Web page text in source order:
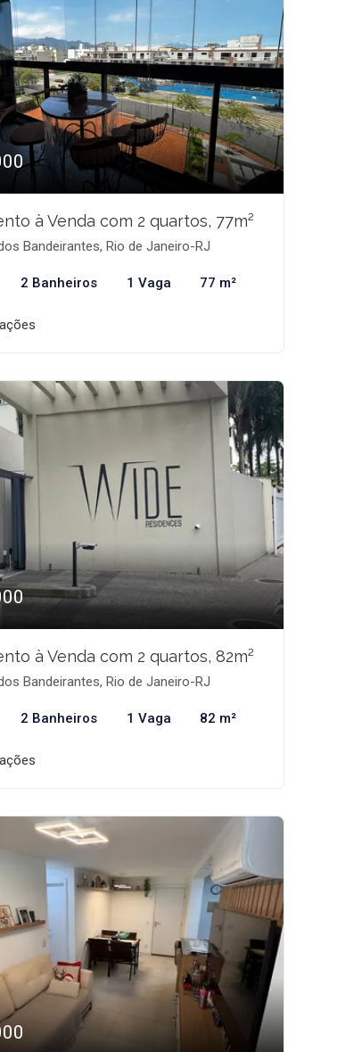
à Venda com 2 quartos, 77m²
Bandeirantes, Rio de Janeiro-RJ
2 Banheiros 1 Vaga 77 m²
à Venda com 2 quartos, 82m²
Bandeirantes, Rio de Janeiro-RJ
2 Banheiros 1 Vaga 82 m²